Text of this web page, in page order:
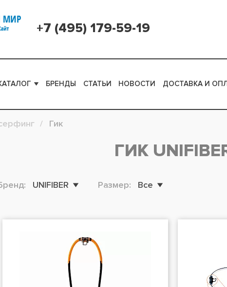
+7 (495) 179-59-19
БРЕНДЫ СТАТЬИ НОВОСТИ ДОСТАВКА И
Гик
ГИК
UNIFIBER Размер: Все